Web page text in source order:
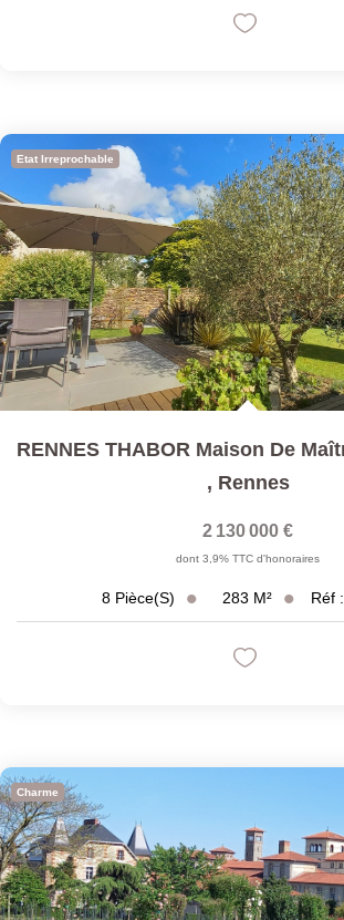
Etat Irreprochable
, Rennes
2 130 000 €
dont 3,9% TTC d'honoraires
8 Pièce(s) 283 M² Réf :
Charme